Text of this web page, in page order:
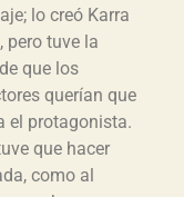
lo creó Karra
pero tuve la
que los
querían que
el protagonista.
que hacer
como al